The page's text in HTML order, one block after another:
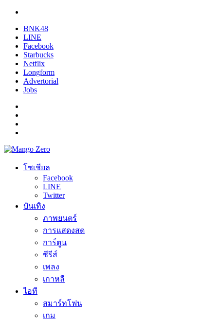
BNK48
LINE
Facebook
Starbucks
Netflix
Longform
Advertorial
Jobs
โซเชียล
Facebook
LINE
Twitter
บันเทิง
ภาพยนตร์
การแสดงสด
การ์ตูน
ซีรีส์
เพลง
เกาหลี
ไอที
สมาร์ทโฟน
เกม